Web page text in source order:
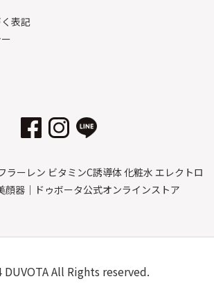
表記
ラーレン ビタミンC誘導体 化粧水 エレクトロ
顔器｜ドゥボータ公式オンラインストア
All Rights reserved.